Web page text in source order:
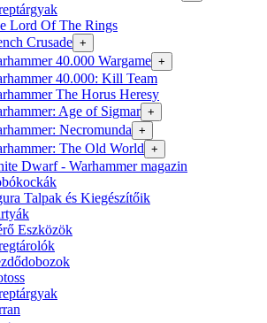
Lord Of The Rings
Crusade +
40.000 Wargame +
40.000: Kill Team
The Horus Heresy
Age of Sigmar +
Necromunda +
The Old World +
Dwarf - Warhammer magazin
Talpak és Kiegészítőik
Eszközök